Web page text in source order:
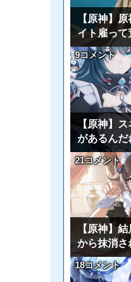
【原神】
イト雇って
9コメント
【原神】
があるんだ
21コメント
【原神】
から抹消さ
18コメント